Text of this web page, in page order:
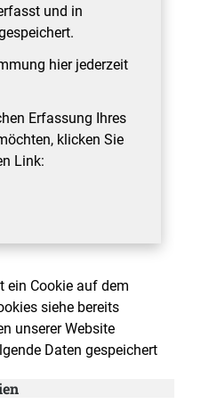
und in
hier jederzeit
Erfassung Ihres
klicken Sie
Link:
ein Cookie auf dem
siehe bereits
unserer Website
Daten gespeichert